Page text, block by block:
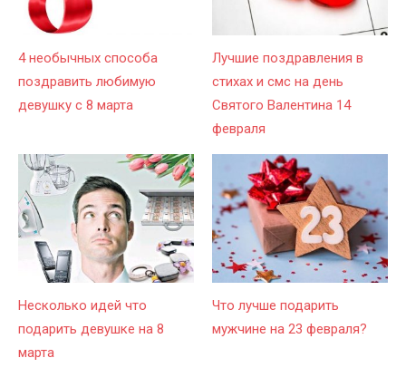
4 необычных способа
поздравить любимую
девушку с 8 марта
Лучшие поздравления в
стихах и смс на день
Святого Валентина 14
февраля
Несколько идей что
подарить девушке на 8
марта
Что лучше подарить
мужчине на 23 февраля?